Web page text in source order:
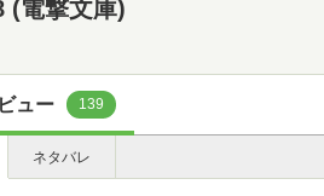
(電撃文庫)
ュー 139
ネタバレ